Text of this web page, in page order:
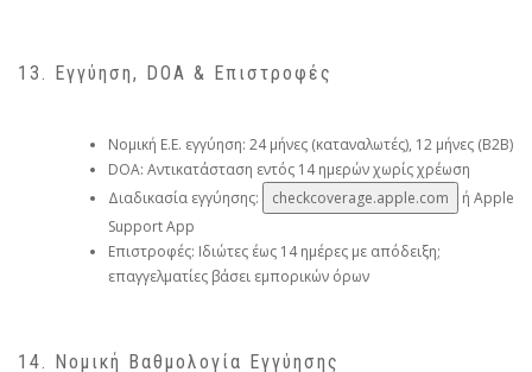
13. Εγγύηση, DOA & Επιστροφές
Νομική Ε.Ε. εγγύηση: 24 μήνες (καταναλωτές), 12 μήνες (B2B)
DOA: Αντικατάσταση εντός 14 ημερών χωρίς χρέωση
Διαδικασία εγγύησης:
checkcoverage.apple.com
ή Apple
Support App
Επιστροφές: Ιδιώτες έως 14 ημέρες με απόδειξη;
επαγγελματίες βάσει εμπορικών όρων
14. Νομική Βαθμολογία Εγγύησης